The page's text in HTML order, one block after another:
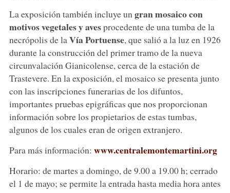
La exposición también incluye ungran mosaico con
motivos vegetales y avesprocedente de una tumba de la
necrópolis de la Vía Portuense, que salió a la luz en 1926
durante la construcción del primer tramo de la nueva
circunvalación Gianicolense, cerca de la estación de
Trastevere. En la exposición, el mosaico se presenta junto
con las inscripciones funerarias de los difuntos,
importantes pruebas epigráficas que nos proporcionan
información sobre los propietarios de estas tumbas,
algunos de los cuales eran de origen extranjero.
Para más información: www.centralemontemartini.org
Horario: de martes a domingo, de 9.00 a 19.00 h; cerrado
el 1 de mayo; se permite la entrada hasta media hora antes